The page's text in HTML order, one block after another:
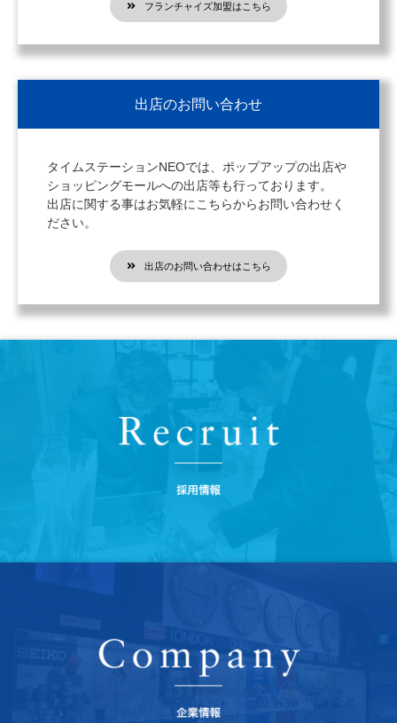
フランチャイズ加盟はこちら
出店のお問い合わせ
タイムステーションNEOでは、ポップアップの出店や
ショッピングモールへの出店等も行っております。
出店に関する事はお気軽にこちらからお問い合わせく
ださい。
出店のお問い合わせはこちら